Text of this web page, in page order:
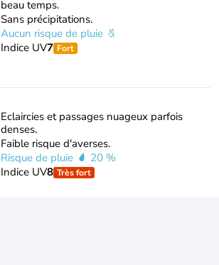
beau temps.
Sans précipitations.
Aucun risque de pluie
Indice UV7 Fort
Eclaircies et passages nuageux parfois
denses.
Faible risque d'averses.
Risque de pluie
20 %
Indice UV8 Très fort